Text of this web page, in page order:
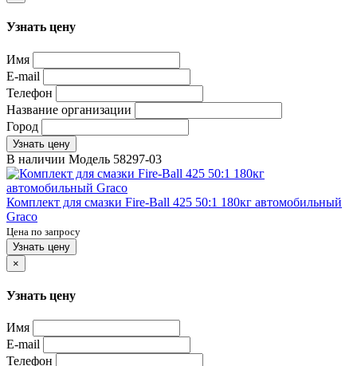
Узнать цену
Имя
E-mail
Телефон
Название организации
Город
Узнать цену
В наличии Модель 58297-03
Комплект для смазки Fire-Ball 425 50:1 180кг автомобильный
Graco
Цена по запросу
Узнать цену
×
Узнать цену
Имя
E-mail
Телефон